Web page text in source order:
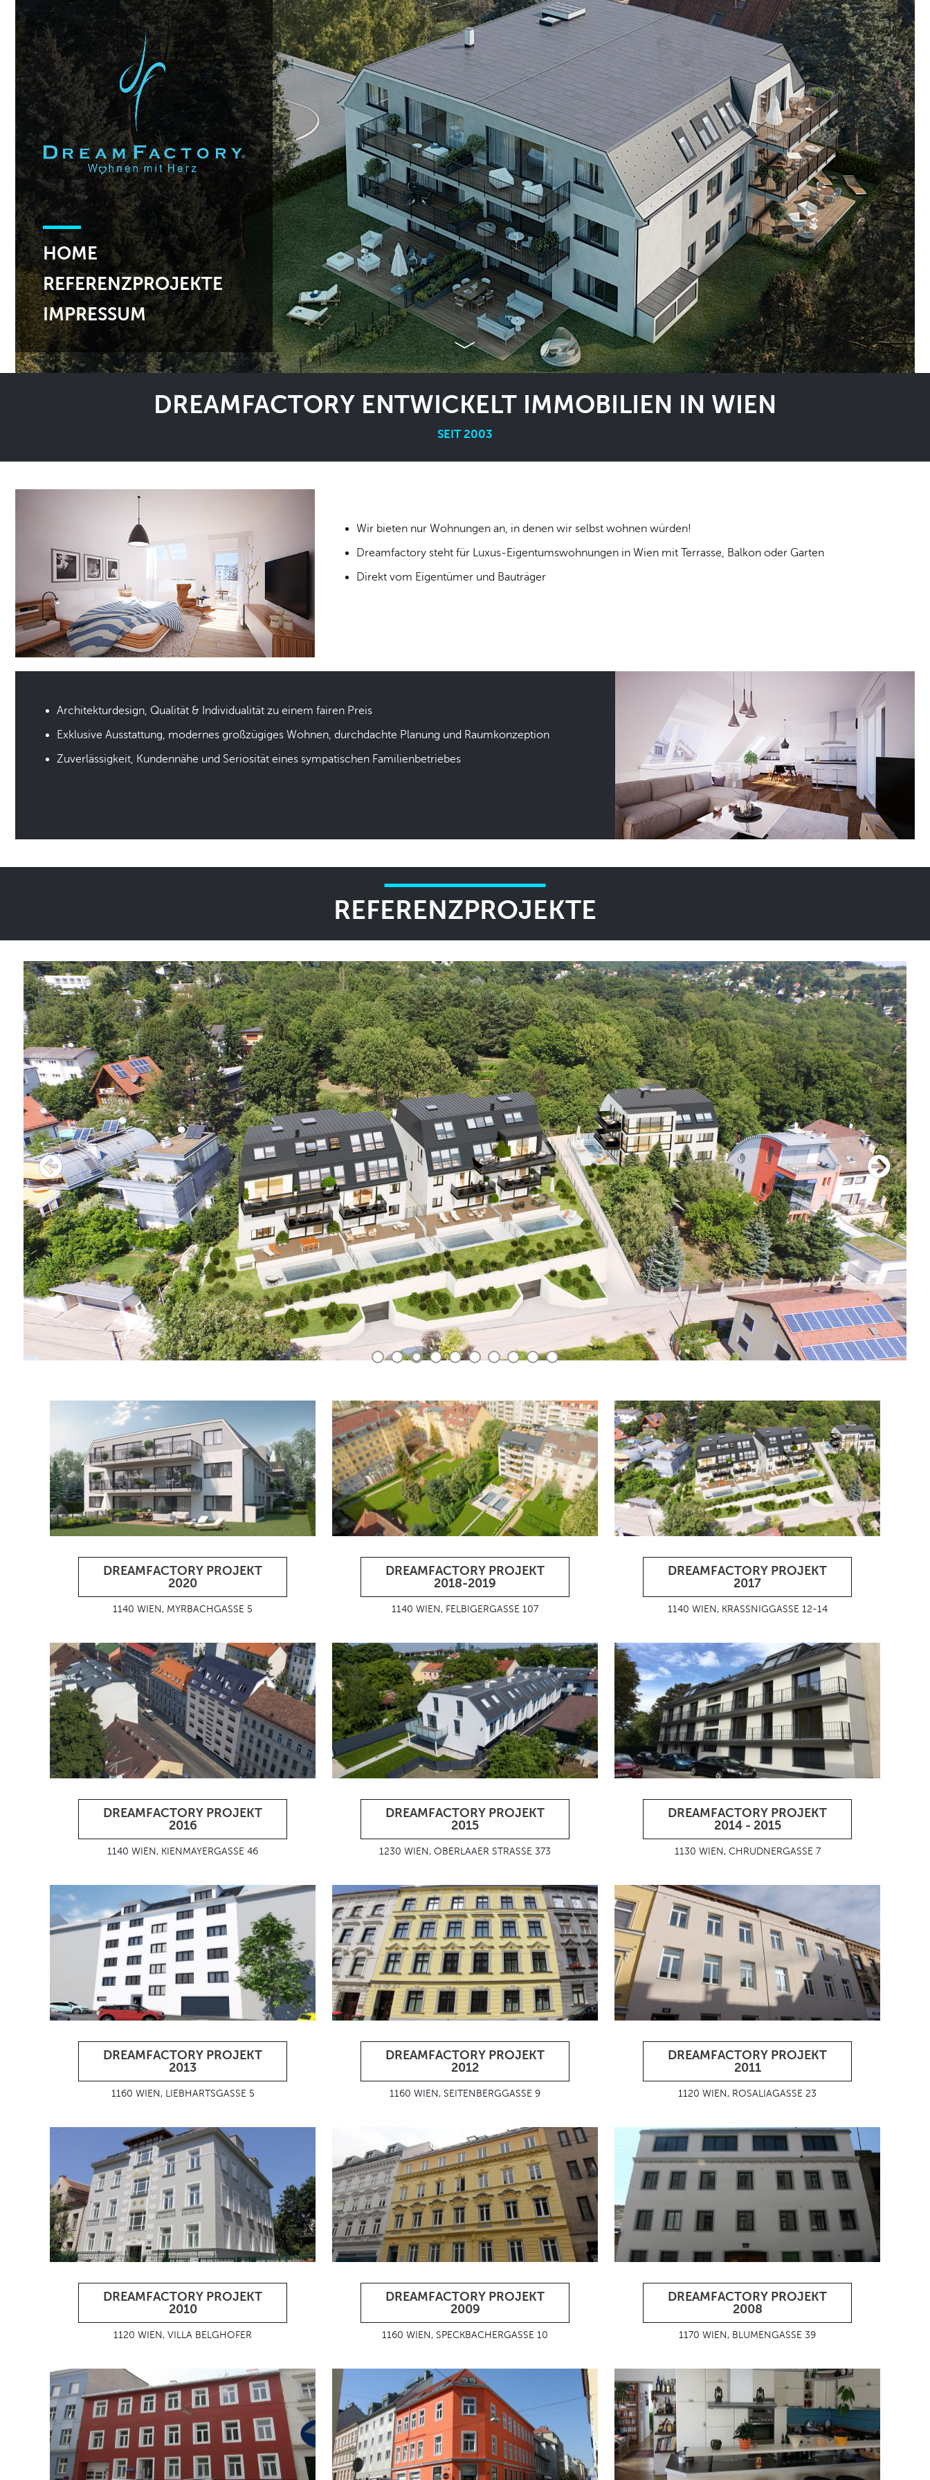
HOME
REFERENZPROJEKTE
IMPRESSUM
DREAMFACTORY ENTWICKELT IMMOBILIEN IN WIEN
SEIT 2003
Wir bieten nur Wohnungen an, in denen wir selbst wohnen würden!
Dreamfactory steht für Luxus-Eigentumswohnungen in Wien mit Terrasse, Balkon oder Garten
Direkt vom Eigentümer und Bauträger
Architekturdesign, Qualität & Individualität zu einem fairen Preis
Exklusive Ausstattung, modernes großzügiges Wohnen, durchdachte Planung und Raumkonzeption
Zuverlässigkeit, Kundennähe und Seriosität eines sympatischen Familienbetriebes
REFERENZPROJEKTE
DREAMFACTORY PROJEKT
2020
1140 WIEN, MYRBACHGASSE 5
DREAMFACTORY PROJEKT
2018-2019
1140 WIEN, FELBIGERGASSE 107
DREAMFACTORY PROJEKT
2017
1140 WIEN, KRASSNIGGASSE 12-14
DREAMFACTORY PROJEKT
2016
1140 WIEN, KIENMAYERGASSE 46
DREAMFACTORY PROJEKT
2015
1230 WIEN, OBERLAAER STRASSE 373
DREAMFACTORY PROJEKT
2014 - 2015
1130 WIEN, CHRUDNERGASSE 7
DREAMFACTORY PROJEKT
2013
1160 WIEN, LIEBHARTSGASSE 5
DREAMFACTORY PROJEKT
2012
1160 WIEN, SEITENBERGGASSE 9
DREAMFACTORY PROJEKT
2011
1120 WIEN, ROSALIAGASSE 23
DREAMFACTORY PROJEKT
2010
1120 WIEN, VILLA BELGHOFER
DREAMFACTORY PROJEKT
2009
1160 WIEN, SPECKBACHERGASSE 10
DREAMFACTORY PROJEKT
2008
1170 WIEN, BLUMENGASSE 39